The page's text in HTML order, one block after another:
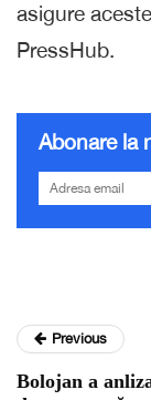
asigure
PressHub.
Abonare la
Previous
Bolojan a